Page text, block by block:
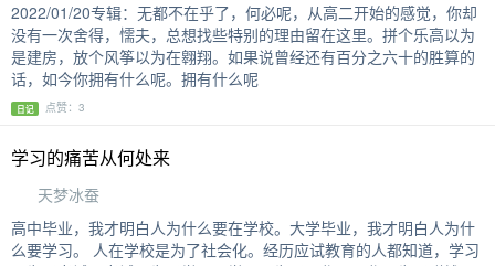
2022/01/20专辑：无都不在乎了，何必呢，从高二开始的感觉，你却
没有一次舍得，懦夫，总想找些特别的理由留在这里。拼个乐高以为
是建房，放个风筝以为在翱翔。如果说曾经还有百分之六十的胜算的
话，如今你拥有什么呢。拥有什么呢
日记 点赞：3
学习的痛苦从何处来
天梦冰蚕
高中毕业，我才明白人为什么要在学校。大学毕业，我才明白人为什
么要学习。 人在学校是为了社会化。经历应试教育的人都知道，学习